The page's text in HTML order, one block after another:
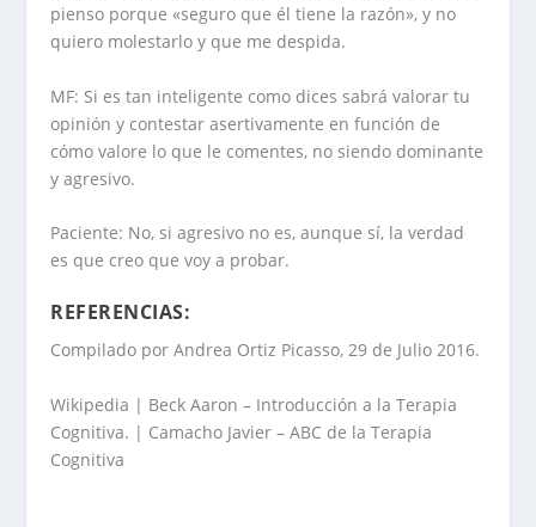
pienso porque «seguro que él tiene la razón», y no
quiero molestarlo y que me despida.
MF: Si es tan inteligente como dices sabrá valorar tu
opinión y contestar asertivamente en función de
cómo valore lo que le comentes, no siendo dominante
y agresivo.
Paciente: No, si agresivo no es, aunque sí, la verdad
es que creo que voy a probar.
REFERENCIAS:
Compilado por Andrea Ortiz Picasso, 29 de Julio 2016.
Wikipedia | Beck Aaron – Introducción a la Terapia
Cognitiva. | Camacho Javier – ABC de la Terapia
Cognitiva